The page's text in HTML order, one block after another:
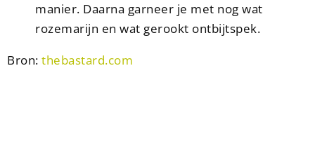
manier. Daarna garneer je met nog wat
rozemarijn en wat gerookt ontbijtspek.
Bron: thebastard.com